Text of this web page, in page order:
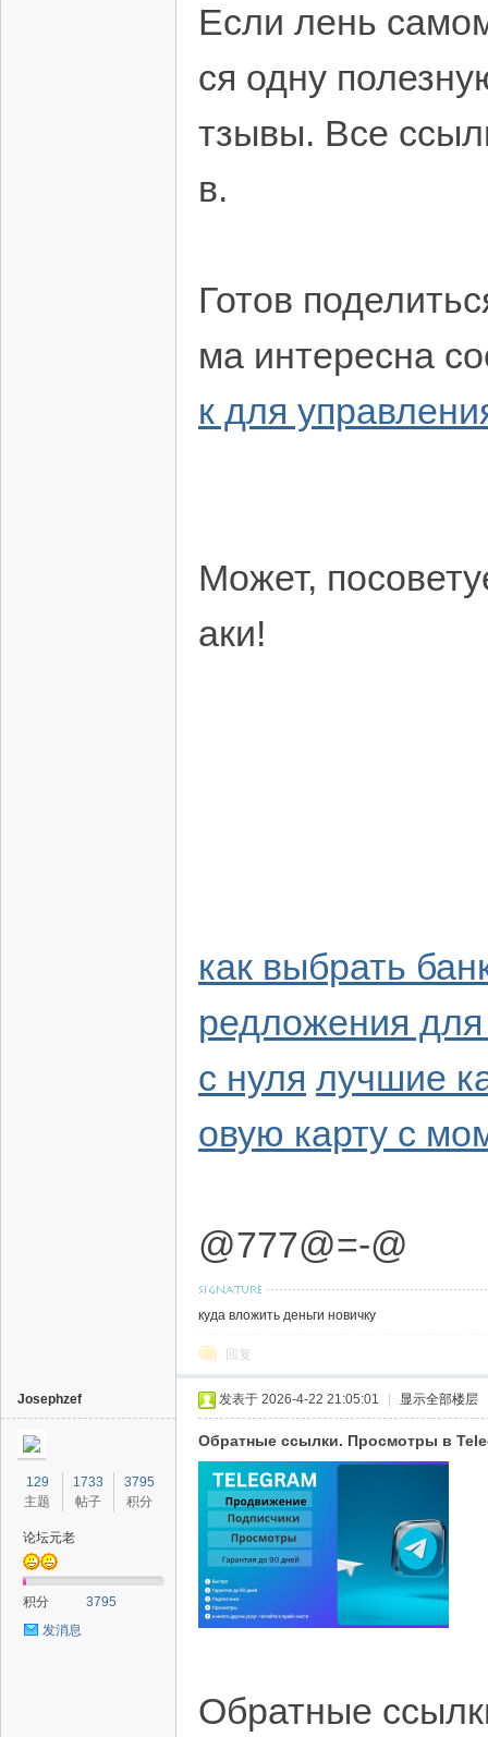
Если лень
ся одну
тзывы. Все
в.
Готов
ма интересна
к для
Может,
аки!
как выбрать
редложения
с нуля лучшие
овую карту с
@777@=-@
куда вложить деньги новичку
回复
Josephzef
129
主题
1733
帖子
3795
积分
论坛元老
积分
3795
发消息
发表于 2026-4-22 21:05:01 显示全部楼层
Обратные ссылки. Просмотры в
Обратные